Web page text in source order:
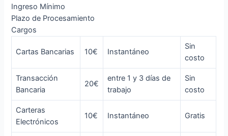
Ingreso Mínimo
Plazo de Procesamiento
Cargos
Cartas Bancarias 10€ Instantáneo
Sin
costo
Transacción
Bancaria
20€
entre 1 y 3 días de
trabajo
Sin
costo
Carteras
Electrónicos
10€ Instantáneo Gratis